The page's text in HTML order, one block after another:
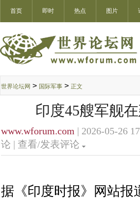
首页 即时 热点 图片
世界论坛网 > 国际军事 > 正文
印度45艘军舰
www.wforum.com | 2026-05-26
论 | 查看/发表评论
据《印度时报》网站报